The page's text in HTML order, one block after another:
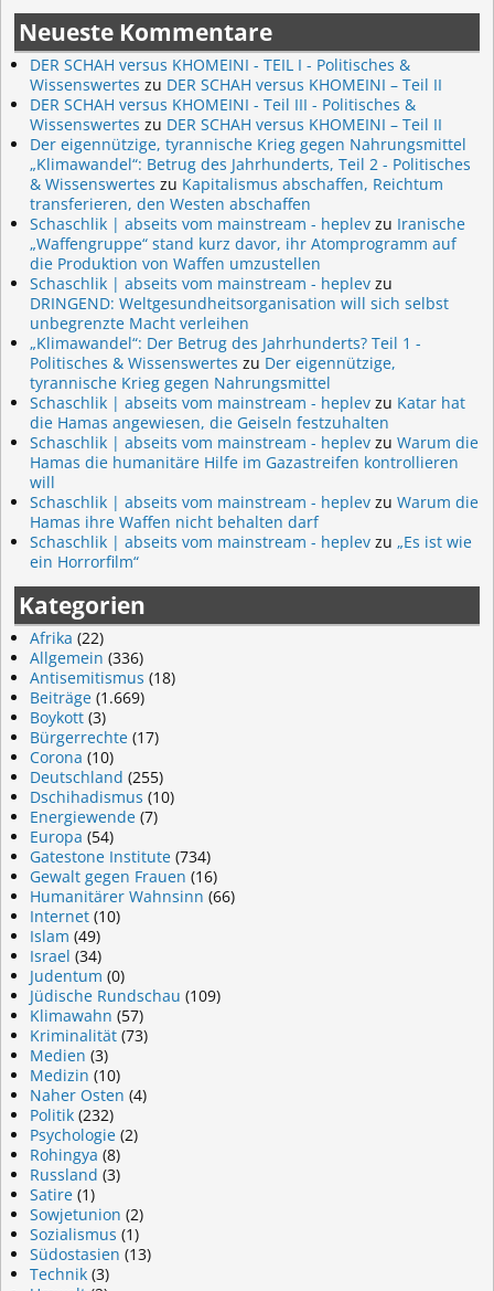
Neueste Kommentare
DER SCHAH versus KHOMEINI - TEIL I - Politisches &
Wissenswertes zu DER SCHAH versus KHOMEINI – Teil II
DER SCHAH versus KHOMEINI - Teil III - Politisches &
Wissenswertes zu DER SCHAH versus KHOMEINI – Teil II
Der eigennützige, tyrannische Krieg gegen Nahrungsmittel
„Klimawandel“: Betrug des Jahrhunderts, Teil 2 - Politisches
& Wissenswertes zu Kapitalismus abschaffen, Reichtum
transferieren, den Westen abschaffen
Schaschlik | abseits vom mainstream - heplev zu Iranische
„Waffengruppe“ stand kurz davor, ihr Atomprogramm auf
die Produktion von Waffen umzustellen
Schaschlik | abseits vom mainstream - heplev zu
DRINGEND: Weltgesundheitsorganisation will sich selbst
unbegrenzte Macht verleihen
„Klimawandel“: Der Betrug des Jahrhunderts? Teil 1 -
Politisches & Wissenswertes zu Der eigennützige,
tyrannische Krieg gegen Nahrungsmittel
Schaschlik | abseits vom mainstream - heplev zu Katar hat
die Hamas angewiesen, die Geiseln festzuhalten
Schaschlik | abseits vom mainstream - heplev zu Warum die
Hamas die humanitäre Hilfe im Gazastreifen kontrollieren
will
Schaschlik | abseits vom mainstream - heplev zu Warum die
Hamas ihre Waffen nicht behalten darf
Schaschlik | abseits vom mainstream - heplev zu „Es ist wie
ein Horrorfilm“
Kategorien
Afrika (22)
Allgemein (336)
Antisemitismus (18)
Beiträge (1.669)
Boykott (3)
Bürgerrechte (17)
Corona (10)
Deutschland (255)
Dschihadismus (10)
Energiewende (7)
Europa (54)
Gatestone Institute (734)
Gewalt gegen Frauen (16)
Humanitärer Wahnsinn (66)
Internet (10)
Islam (49)
Israel (34)
Judentum (0)
Jüdische Rundschau (109)
Klimawahn (57)
Kriminalität (73)
Medien (3)
Medizin (10)
Naher Osten (4)
Politik (232)
Psychologie (2)
Rohingya (8)
Russland (3)
Satire (1)
Sowjetunion (2)
Sozialismus (1)
Südostasien (13)
Technik (3)